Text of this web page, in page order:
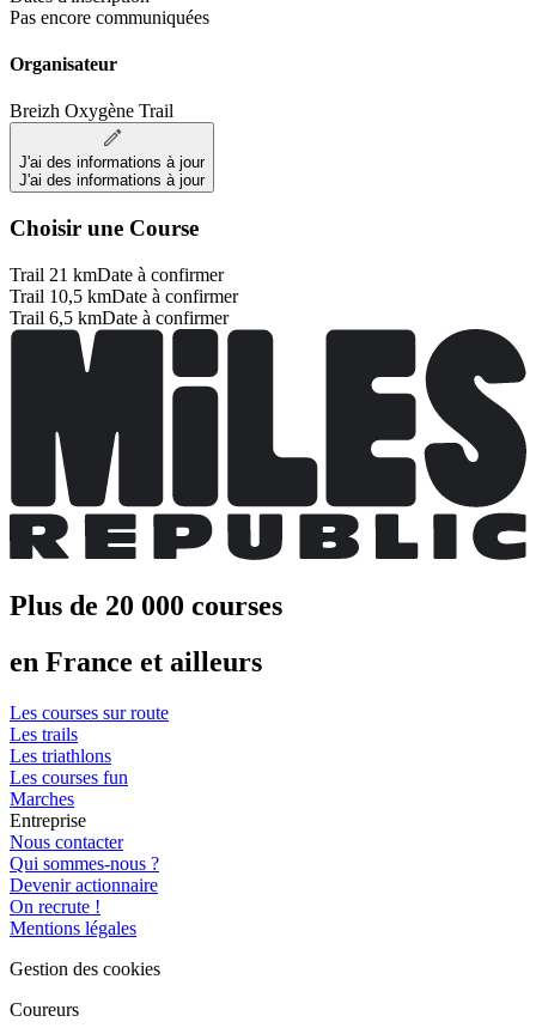
Pas encore communiquées
Organisateur
Breizh Oxygène Trail
J'ai des informations à jour
J'ai des informations à jour
Choisir une Course
Trail 21 kmDate à confirmer
Trail 10,5 kmDate à confirmer
Trail 6,5 kmDate à confirmer
Plus de 20 000 courses
en France et ailleurs
Les courses sur route
Les trails
Les triathlons
Les courses fun
Marches
Entreprise
Nous contacter
Qui sommes-nous ?
Devenir actionnaire
On recrute !
Mentions légales
Gestion des cookies
Coureurs